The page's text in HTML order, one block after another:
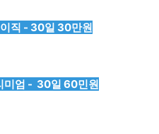
직 - 30일 30만원
미엄 - 30일 60민원